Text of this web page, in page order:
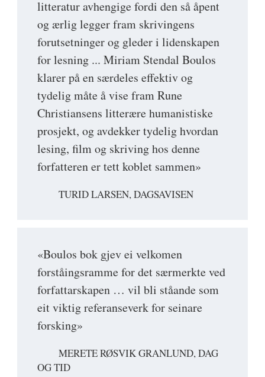
litteratur avhengige fordi den så åpent
og ærlig legger fram skrivingens
forutsetninger og gleder i lidenskapen
for lesning ... Miriam Stendal Boulos
klarer på en særdeles effektiv og
tydelig måte å vise fram Rune
Christiansens litterære humanistiske
prosjekt, og avdekker tydelig hvordan
lesing, film og skriving hos denne
forfatteren er tett koblet sammen»
TURID LARSEN, DAGSAVISEN
«Boulos bok gjev ei velkomen
forståingsramme for det særmerkte ved
forfattarskapen … vil bli ståande som
eit viktig referanseverk for seinare
forsking»
MERETE RØSVIK GRANLUND, DAG
OG TID